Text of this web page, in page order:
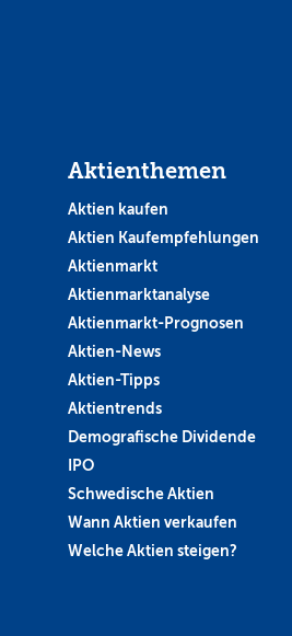
Aktienthemen
Aktien kaufen
Aktien Kaufempfehlungen
Aktienmarkt
Aktienmarktanalyse
Aktienmarkt-Prognosen
Aktien-News
Aktien-Tipps
Aktientrends
Demografische Dividende
IPO
Schwedische Aktien
Wann Aktien verkaufen
Welche Aktien steigen?